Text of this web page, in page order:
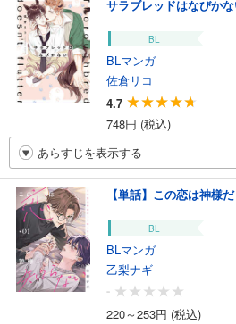
サラブレッドはなびか
BL
BLマンガ
佐倉リコ
4.7
748円 (税込)
あらすじを表示する
【単話】この恋は神様
BL
BLマンガ
乙梨ナギ
-
220～253円 (税込)